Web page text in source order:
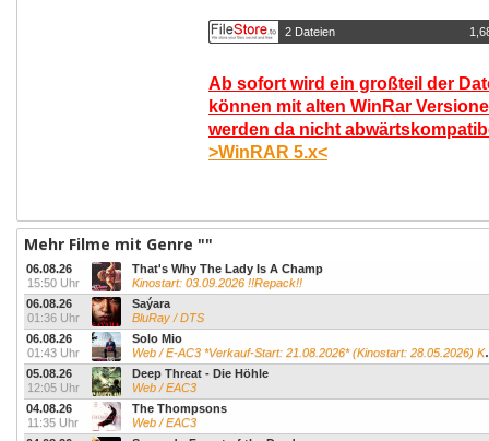
2 Dateien
Ab sofort wird ein großteil der
können mit alten WinRar
werden da nicht
>WinRAR 5.x<
Mehr Filme mit Genre ""
06.08.26
15:50 Uhr
That's Why The Lady Is A Champ
Kinostart: 03.09.2026 !!Repack!!
06.08.26
01:36 Uhr
Saýara
BluRay / DTS
06.08.26
01:43 Uhr
Solo Mio
Web / E-AC3 *Verkauf-Start: 21.08.2026* (Kinostart: 28.05.2026) Kevin James...
05.08.26
12:05 Uhr
Deep Threat - Die Höhle
Web / EAC3
04.08.26
11:35 Uhr
The Thompsons
Web / EAC3